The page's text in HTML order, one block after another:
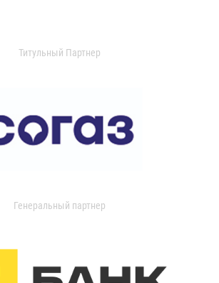
Титульный Партнер
Генеральный партнер